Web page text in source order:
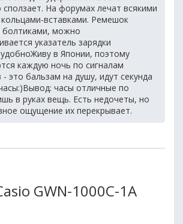
На форумах лечат всякими
вставками. Ремешок
болтиками, можно
указатель зарядки
в Японии, поэтому
каждую ночь по сигналам
это бальзам на душу, идут секунда
часы отличные по
в руках вещь. Есть недочеты, но
ощущение их перекрывает.
GWN-1000C-1A